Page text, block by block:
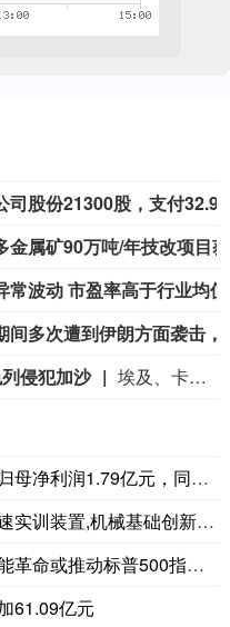
侵犯加沙 埃及、卡塔尔、约旦、阿联酋、印度尼西亚、巴基斯坦、土耳其和沙特阿拉伯8国外长今天（8月6日）发表联合声明，谴责以色列在加沙地带持续的侵犯行为，特别是针对医疗设施和基础设施以及民用基础设施的袭击。声明指出，以色列在加沙的持续侵犯行为明显违反了其在国际法和结束加沙冲突全面计划下的义务。或将破坏政治进程，重新引发冲突升级，并加剧加沙地带的人道主义灾难。（CCTV国际时讯）
利润1.79亿元，同比增长5
置,机械基础创新综合设计实
推动标普500指数明年升至
61.09亿元